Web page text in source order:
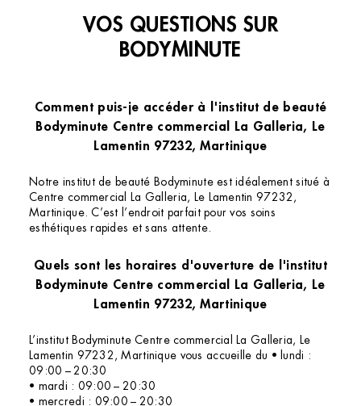
VOS QUESTIONS SUR
BODYMINUTE
Comment puis-je accéder à l'institut de beauté
Bodyminute Centre commercial La Galleria, Le
Lamentin 97232, Martinique
Notre institut de beauté Bodyminute est idéalement situé à
Centre commercial La Galleria, Le Lamentin 97232,
Martinique. C’est l’endroit parfait pour vos soins
esthétiques rapides et sans attente.
Quels sont les horaires d'ouverture de l'institut
Bodyminute Centre commercial La Galleria, Le
Lamentin 97232, Martinique
L’institut Bodyminute Centre commercial La Galleria, Le
Lamentin 97232, Martinique vous accueille du • lundi :
09:00 – 20:30
• mardi : 09:00 – 20:30
• mercredi : 09:00 – 20:30